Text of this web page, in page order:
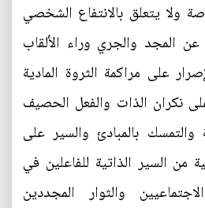
ولا يتعلق بالانتفاع الشخصي
المجد والجري وراء الألقاب
على مراكمة الثروة المادية
نكران الذات والفعل الحصيف
والتمسك بالمبادئ والسير على
من السير الذاتية للفاعلين في
والثوار المجددين